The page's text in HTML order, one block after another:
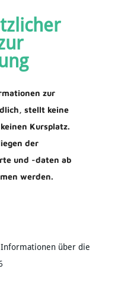
zur
stellt keine
Kursplatz.
der
und -daten ab
werden.
über die